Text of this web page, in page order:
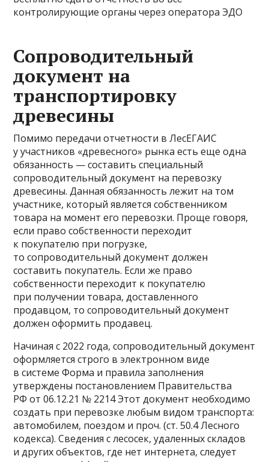
контролирующие органы через оператора ЭДО
Сопроводительный
документ на
транспортировку
древесины
Помимо передачи отчетности в ЛесЕГАИС
у участников «древесного» рынка есть еще одна
обязанность — составить специальный
сопроводительный документ на перевозку
древесины. Данная обязанность лежит на том
участнике, который является собственником
товара на момент его перевозки. Проще говоря,
если право собственности переходит
к покупателю при погрузке,
то сопроводительный документ должен
составить покупатель. Если же право
собственности переходит к покупателю
при получении товара, доставленного
продавцом, то сопроводительный документ
должен оформить продавец.
Начиная с 2022 года, сопроводительный документ
оформляется строго в электронном виде
в системе Форма и правила заполнения
утверждены постановлением Правительства
РФ от 06.12.21 № 2214 Этот документ необходимо
создать при перевозке любым видом транспорта:
автомобилем, поездом и проч. (ст. 50.4 Лесного
кодекса). Сведения с лесосек, удаленных складов
и других объектов, где нет интернета, следует